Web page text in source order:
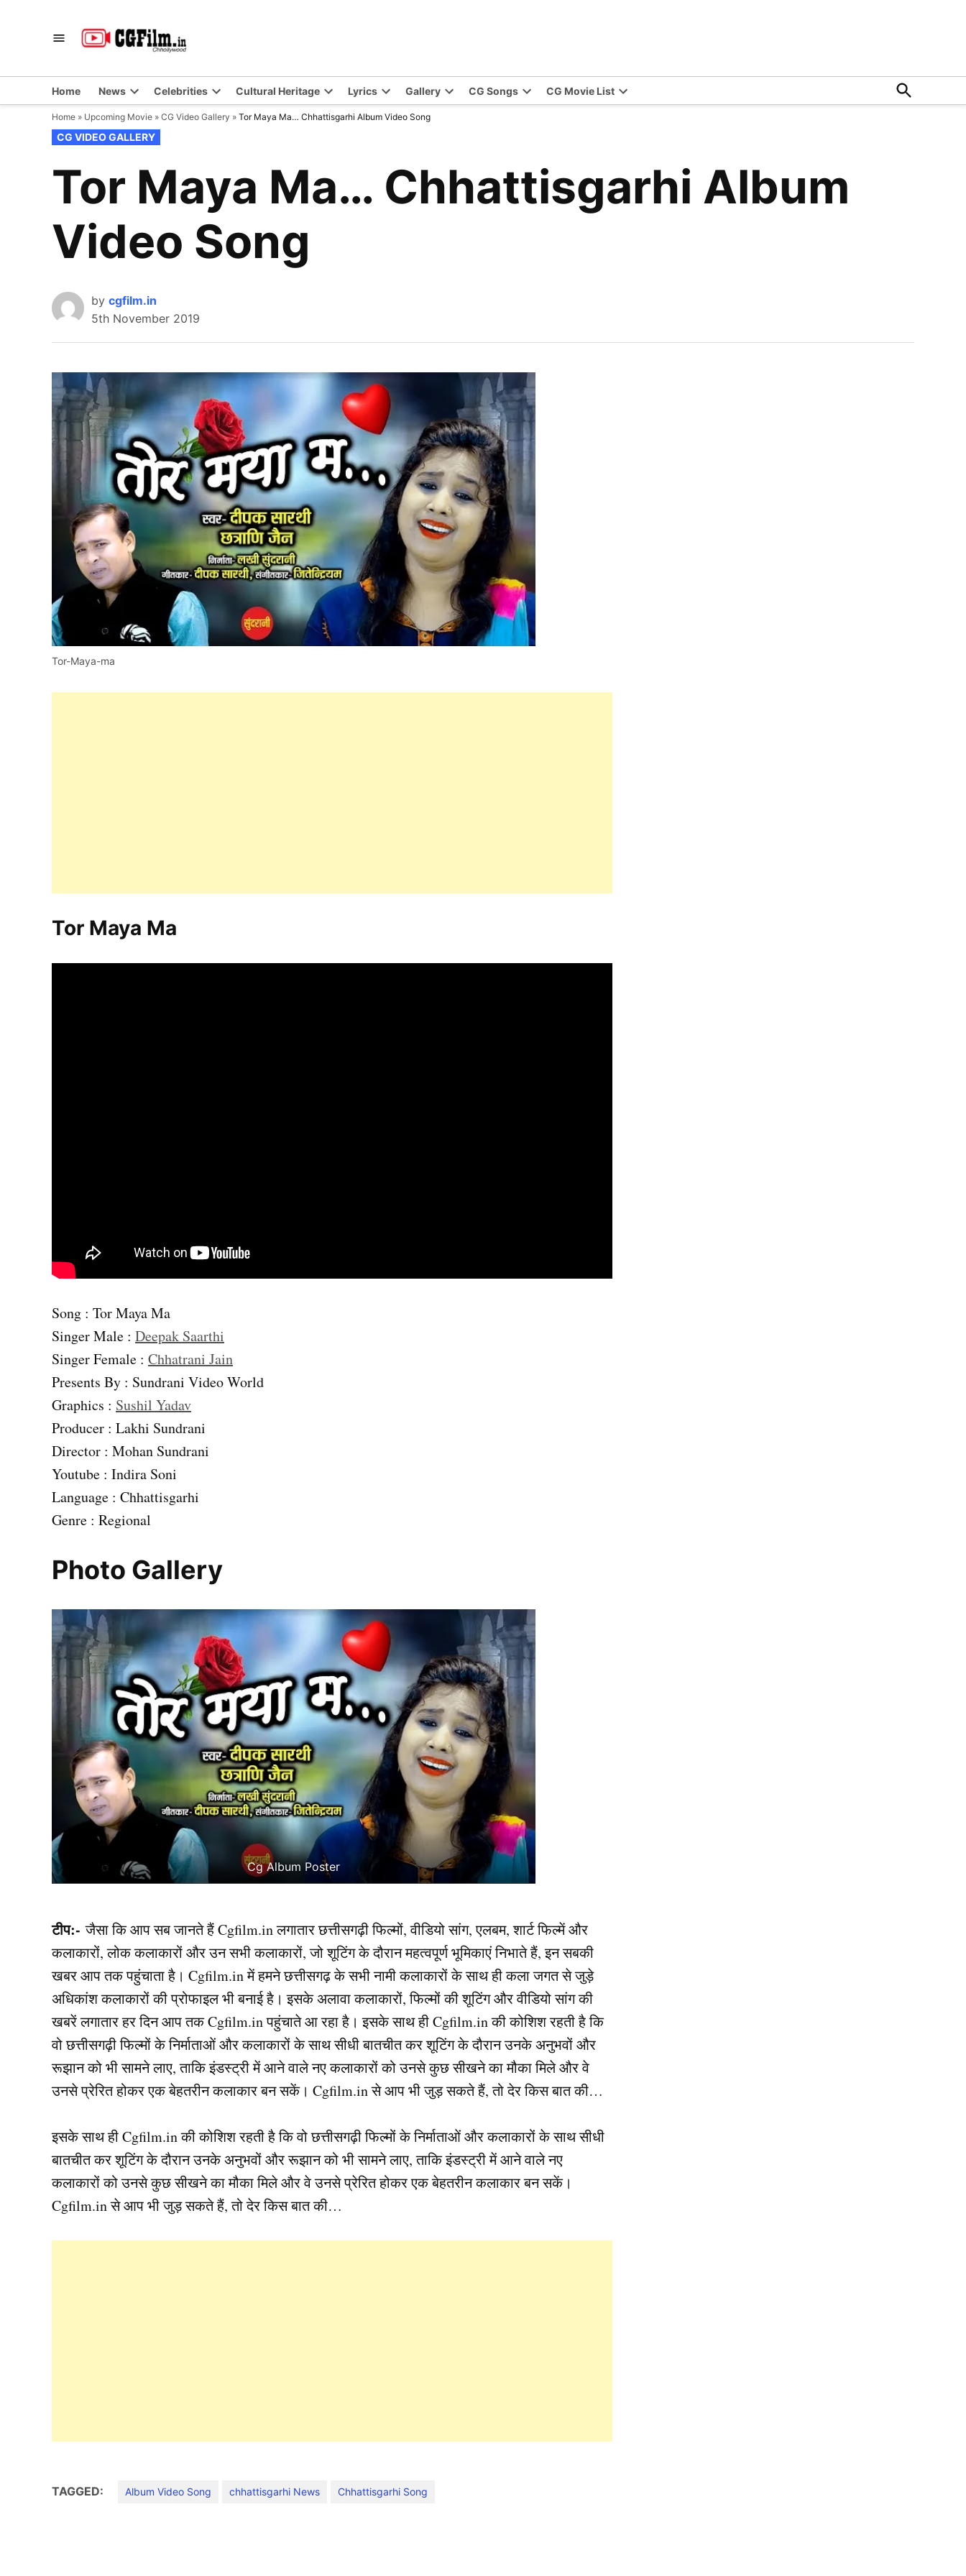
Home News Celebrities Cultural Heritage Lyrics Gallery CG Songs CG Movie List
Open
Search
Home » Upcoming Movie » CG Video Gallery » Tor Maya Ma… Chhattisgarhi Album Video Song
POSTED
IN
CG VIDEO GALLERY
Tor Maya Ma… Chhattisgarhi Album
Video Song
by cgfilm.in
5th November 2019
Tor-Maya-ma
Tor Maya Ma
Song : Tor Maya Ma
Singer Male : Deepak Saarthi
Singer Female : Chhatrani Jain
Presents By : Sundrani Video World
Graphics : Sushil Yadav
Producer : Lakhi Sundrani
Director : Mohan Sundrani
Youtube : Indira Soni
Language : Chhattisgarhi
Genre : Regional
Photo Gallery
Cg Album Poster
टीप:- जैसा कि आप सब जानते हैं Cgfilm.in लगातार छत्तीसगढ़ी फिल्मों, वीडियो सांग, एलबम, शार्ट फिल्में और
कलाकारों, लोक कलाकारों और उन सभी कलाकारों, जो शूटिंग के दौरान महत्वपूर्ण भूमिकाएं निभाते हैं, इन सबकी
खबर आप तक पहुंचाता है। Cgfilm.in में हमने छत्तीसगढ़ के सभी नामी कलाकारों के साथ ही कला जगत से जुड़े
अधिकांश कलाकारों की प्रोफाइल भी बनाई है। इसके अलावा कलाकारों, फिल्मों की शूटिंग और वीडियो सांग की
खबरें लगातार हर दिन आप तक Cgfilm.in पहुंचाते आ रहा है। इसके साथ ही Cgfilm.in की कोशिश रहती है कि
वो छत्तीसगढ़ी फिल्मों के निर्माताओं और कलाकारों के साथ सीधी बातचीत कर शूटिंग के दौरान उनके अनुभवों और
रूझान को भी सामने लाए, ताकि इंडस्ट्री में आने वाले नए कलाकारों को उनसे कुछ सीखने का मौका मिले और वे
उनसे प्रेरित होकर एक बेहतरीन कलाकार बन सकें। Cgfilm.in से आप भी जुड़ सकते हैं, तो देर किस बात की…
इसके साथ ही Cgfilm.in की कोशिश रहती है कि वो छत्तीसगढ़ी फिल्मों के निर्माताओं और कलाकारों के साथ सीधी
बातचीत कर शूटिंग के दौरान उनके अनुभवों और रूझान को भी सामने लाए, ताकि इंडस्ट्री में आने वाले नए
कलाकारों को उनसे कुछ सीखने का मौका मिले और वे उनसे प्रेरित होकर एक बेहतरीन कलाकार बन सकें।
Cgfilm.in से आप भी जुड़ सकते हैं, तो देर किस बात की…
TAGGED: Album Video Song chhattisgarhi News Chhattisgarhi Song